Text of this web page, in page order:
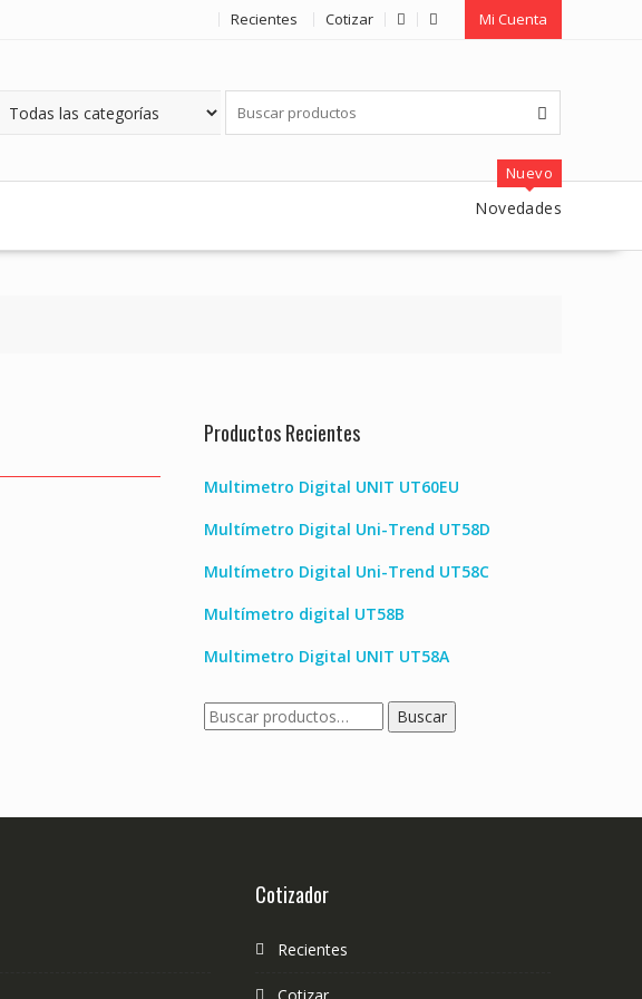
Recientes Cotizar Mi Cuenta
Nuevo
Novedades
Productos Recientes
Multimetro Digital UNIT UT60EU
Multímetro Digital Uni-Trend UT58D
Multímetro Digital Uni-Trend UT58C
Multímetro digital UT58B
Multimetro Digital UNIT UT58A
Buscar
por:
Buscar
Cotizador
Recientes